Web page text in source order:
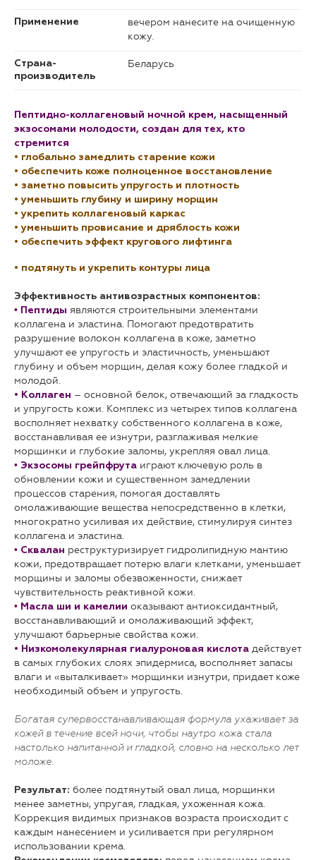
Применение
вечером нанесите на очищенную
кожу.
Страна-
производитель
Беларусь
Пептидно-коллагеновый ночной крем, насыщенный
экзосомами молодости, создан для тех, кто
стремится
• глобально замедлить старение кожи
• обеспечить коже полноценное восстановление
• заметно повысить упругость и плотность
• уменьшить глубину и ширину морщин
• укрепить коллагеновый каркас
• уменьшить провисание и дряблость кожи
• обеспечить эффект кругового лифтинга
• подтянуть и укрепить контуры лица
Эффективность антивозрастных компонентов:
• Пептиды являются строительными элементами
коллагена и эластина. Помогают предотвратить
разрушение волокон коллагена в коже, заметно
улучшают ее упругость и эластичность, уменьшают
глубину и объем морщин, делая кожу более гладкой и
молодой.
• Коллаген – основной белок, отвечающий за гладкость
и упругость кожи. Комплекс из четырех типов коллагена
восполняет нехватку собственного коллагена в коже,
восстанавливая ее изнутри, разглаживая мелкие
морщинки и глубокие заломы, укрепляя овал лица.
• Экзосомы грейпфрута играют ключевую роль в
обновлении кожи и существенном замедлении
процессов старения, помогая доставлять
омолаживающие вещества непосредственно в клетки,
многократно усиливая их действие, стимулируя синтез
коллагена и эластина.
• Сквалан реструктуризирует гидролипидную мантию
кожи, предотвращает потерю влаги клетками, уменьшает
морщины и заломы обезвоженности, снижает
чувствительность реактивной кожи.
• Масла ши и камелии оказывают антиоксидантный,
восстанавливающий и омолаживающий эффект,
улучшают барьерные свойства кожи.
• Низкомолекулярная гиалуроновая кислота действует
в самых глубоких слоях эпидермиса, восполняет запасы
влаги и «выталкивает» морщинки изнутри, придает коже
необходимый объем и упругость.
Богатая супервосстанавливающая формула ухаживает за
кожей в течение всей ночи, чтобы наутро кожа стала
настолько напитанной и гладкой, словно на несколько лет
моложе.
Результат: более подтянутый овал лица, морщинки
менее заметны, упругая, гладкая, ухоженная кожа.
Коррекция видимых признаков возраста происходит с
каждым нанесением и усиливается при регулярном
использовании крема.